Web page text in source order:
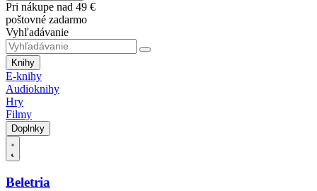
Pri nákupe nad 49 €
poštovné zadarmo
Vyhľadávanie
Knihy
E-knihy
Audioknihy
Hry
Filmy
Doplnky
Beletria